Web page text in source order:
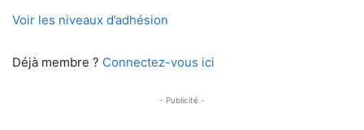
Voir les niveaux d’adhésion
Déjà membre ? Connectez-vous ici
- Publicité -